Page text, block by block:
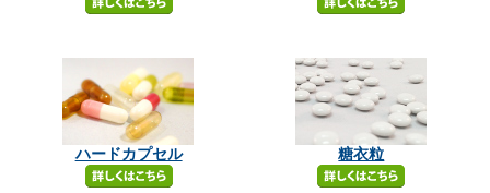
ハードカプセル 糖衣粒